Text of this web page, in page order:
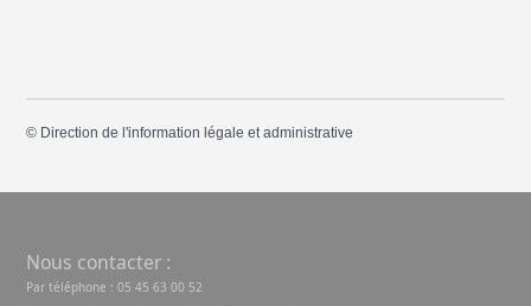
© Direction de l'information légale et administrative
Nous contacter :
Par téléphone : 05 45 63 00 52